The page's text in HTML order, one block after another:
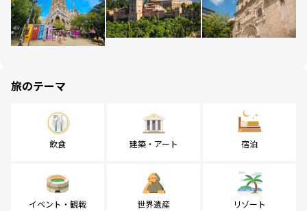
旅のテーマ
飲食 建築・アート 宿泊
イベント・観戦 世界遺産 リゾート